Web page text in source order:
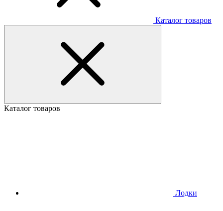
Каталог товаров
Каталог товаров
Лодки